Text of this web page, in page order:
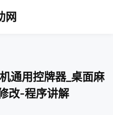
网
通用控牌器_桌面麻
改-程序讲解